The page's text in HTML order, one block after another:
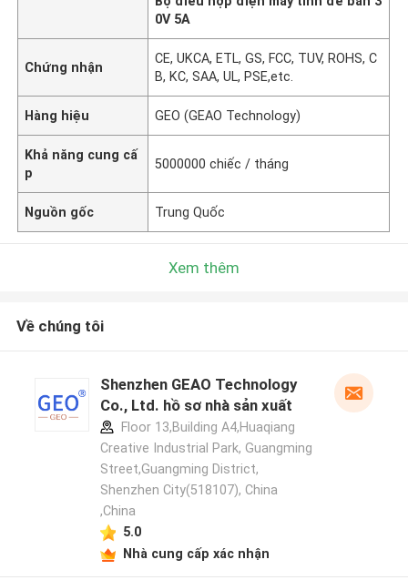
0V 5A
Chứng nhận
CE, UKCA, ETL, GS, FCC, TUV, ROHS, C
B, KC, SAA, UL, PSE,etc.
Hàng hiệu GEO (GEAO Technology)
Khả năng cung cấ
p
5000000 chiếc / tháng
Nguồn gốc Trung Quốc
Xem thêm
Về chúng tôi
Shenzhen GEAO Technology
Co., Ltd. hồ sơ nhà sản xuất
Floor 13,Building A4,Huaqiang
Creative Industrial Park, Guangming
Street,Guangming District,
Shenzhen City(518107), China
,China
5.0
Nhà cung cấp xác nhận